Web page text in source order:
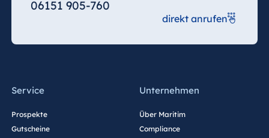
06151 905-760
direkt anrufen
Service
Prospekte
Gutscheine
Unternehmen
Über Maritim
Compliance